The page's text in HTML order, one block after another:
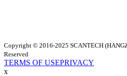
Copyright © 2016-2025 SCANTECH
Reserved
TERMS OF USEPRIVACY
x